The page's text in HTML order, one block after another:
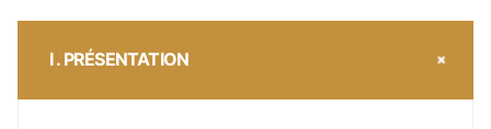
I . PRÉSENTATION